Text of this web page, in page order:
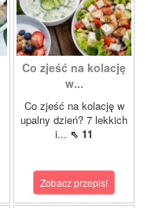
Co zjeść na kolację
w...
Co zjeść na kolację w
upalny dzień? 7 lekkich
i... ⇖ 11
Zobacz przepis!